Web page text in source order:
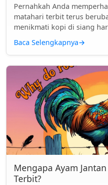
Pernahkah Anda
matahari terbit terus
menikmati kopi di siang
Baca Selengkapnya→
Mengapa Ayam
Terbit?